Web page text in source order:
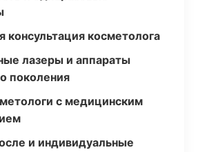
консультация косметолога
лазеры и аппараты
поколения
с медицинским
и индивидуальные